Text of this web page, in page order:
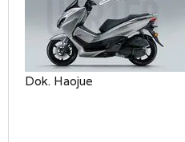
Dok. Haojue